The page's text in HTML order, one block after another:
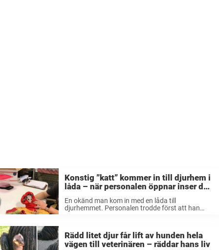
Konstig ”katt” kommer in till djurhem i
låda – när personalen öppnar inser de
genast hur fel de haft
En okänd man kom in med en låda till
djurhemmet. Personalen trodde först att han
Texas wildlife ...
Rädd litet djur får lift av hunden hela
vägen till veterinären – räddar hans liv